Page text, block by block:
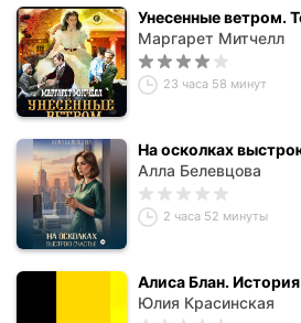
Унесенные ветром.
Маргарет Митчелл
23 часа 58 минут
На осколках
Алла Белевцова
2 часа 52 минуты
Алиса Блан.
Юлия Красинская